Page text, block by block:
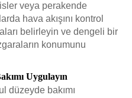
veya perakende
hava akışını kontrol
belirleyin ve dengeli bir
konumunu
Uygulayın
düzeyde bakımı